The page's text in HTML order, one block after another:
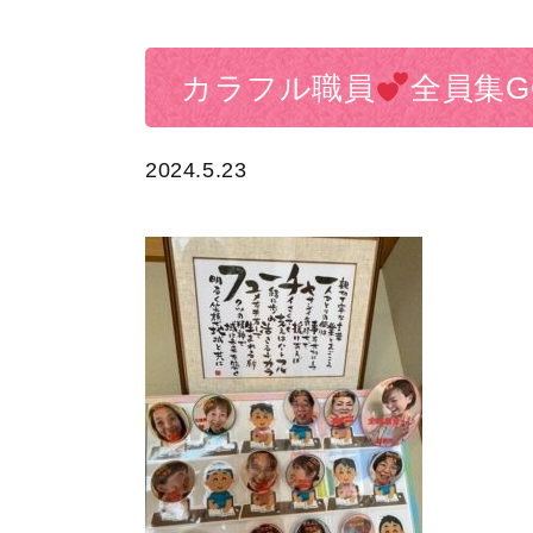
カラフル職員 全員集
2024.5.23